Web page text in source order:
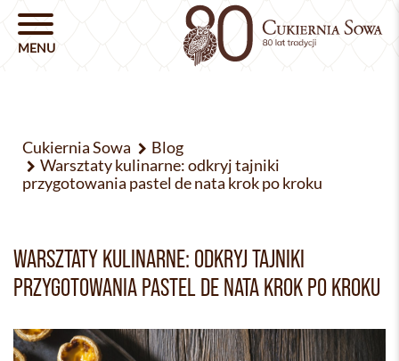
Cukiernia Sowa
Blog
Warsztaty kulinarne: odkryj tajniki
przygotowania pastel de nata krok po kroku
WARSZTATY KULINARNE: ODKRYJ TAJNIKI
PRZYGOTOWANIA PASTEL DE NATA KROK PO KROKU